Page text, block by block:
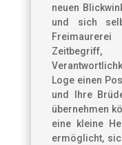
neuen
und sich
Loge einen
und Ihre
übernehmen
eine kleine
ermöglicht,